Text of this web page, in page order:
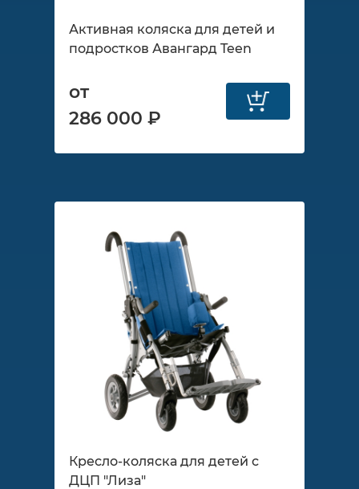
Активная коляска для детей и
подростков Авангард Teen
от
286 000 ₽
Кресло-коляска для детей с
ДЦП "Лиза"